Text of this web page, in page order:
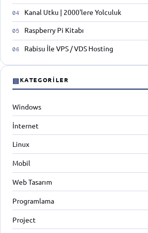
Kanal Utku | 2000'lere Yolculuk
Raspberry Pi Kitabı
Rabisu İle VPS / VDS Hosting
▤KATEGORILER
Windows
İnternet
Linux
Mobil
Web Tasarım
Programlama
Project